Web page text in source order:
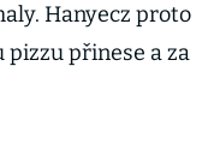
Hanyecz proto
přinese a za